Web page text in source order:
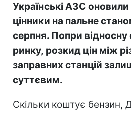
Українські АЗС оновили
цінники на пальне
серпня. Попри відносну
ринку, розкид цін між
заправних станцій
суттєвим.
Скільки коштує бензин,